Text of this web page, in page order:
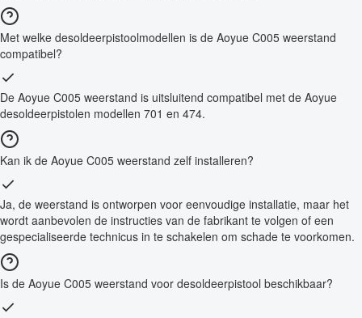
Met welke desoldeerpistoolmodellen is de Aoyue C005 weerstand
compatibel?
De Aoyue C005 weerstand is uitsluitend compatibel met de Aoyue
desoldeerpistolen modellen 701 en 474.
Kan ik de Aoyue C005 weerstand zelf installeren?
Ja, de weerstand is ontworpen voor eenvoudige installatie, maar het
wordt aanbevolen de instructies van de fabrikant te volgen of een
gespecialiseerde technicus in te schakelen om schade te voorkomen.
Is de Aoyue C005 weerstand voor desoldeerpistool beschikbaar?